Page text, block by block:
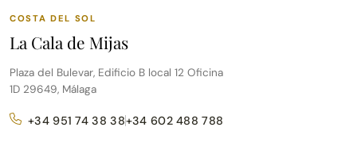
COSTA DEL SOL
La Cala de Mijas
Plaza del Bulevar, Edificio B local 12 Oficina
1D 29649, Málaga
+34 951 74 38 38+34 602 488 788